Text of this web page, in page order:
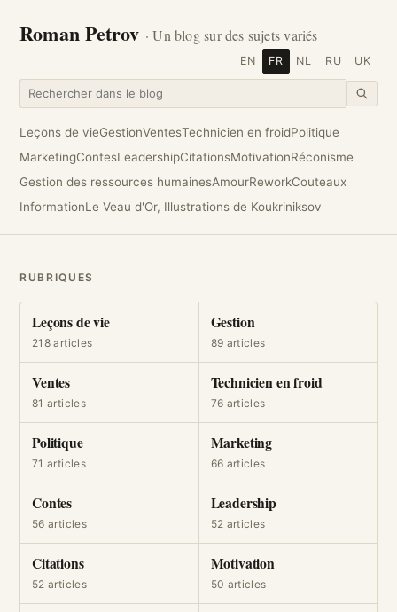
Roman Petrov · Un blog sur des sujets variés
EN FR NL RU UK
Leçons de vieGestionVentesTechnicien en froidPolitique
MarketingContesLeadershipCitationsMotivationRéconisme
Gestion des ressources humainesAmourReworkCouteaux
InformationLe Veau d'Or, Illustrations de Koukriniksov
RUBRIQUES
Leçons de vie
218 articles
Gestion
89 articles
Ventes
81 articles
Technicien en froid
76 articles
Politique
71 articles
Marketing
66 articles
Contes
56 articles
Leadership
52 articles
Citations
52 articles
Motivation
50 articles